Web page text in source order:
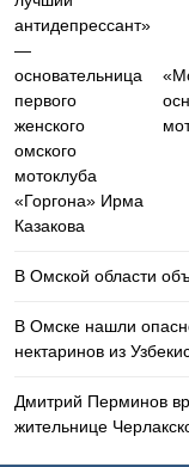
В Омской области
В Омске нашли
нектаринов из
Дмитрий Перминов
жительнице